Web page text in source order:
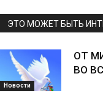
ЭТО МОЖЕТ БЫТЬ
Новости
ОТ
ВО